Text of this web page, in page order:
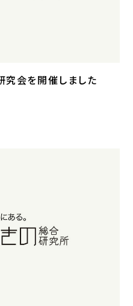
会を開催しました